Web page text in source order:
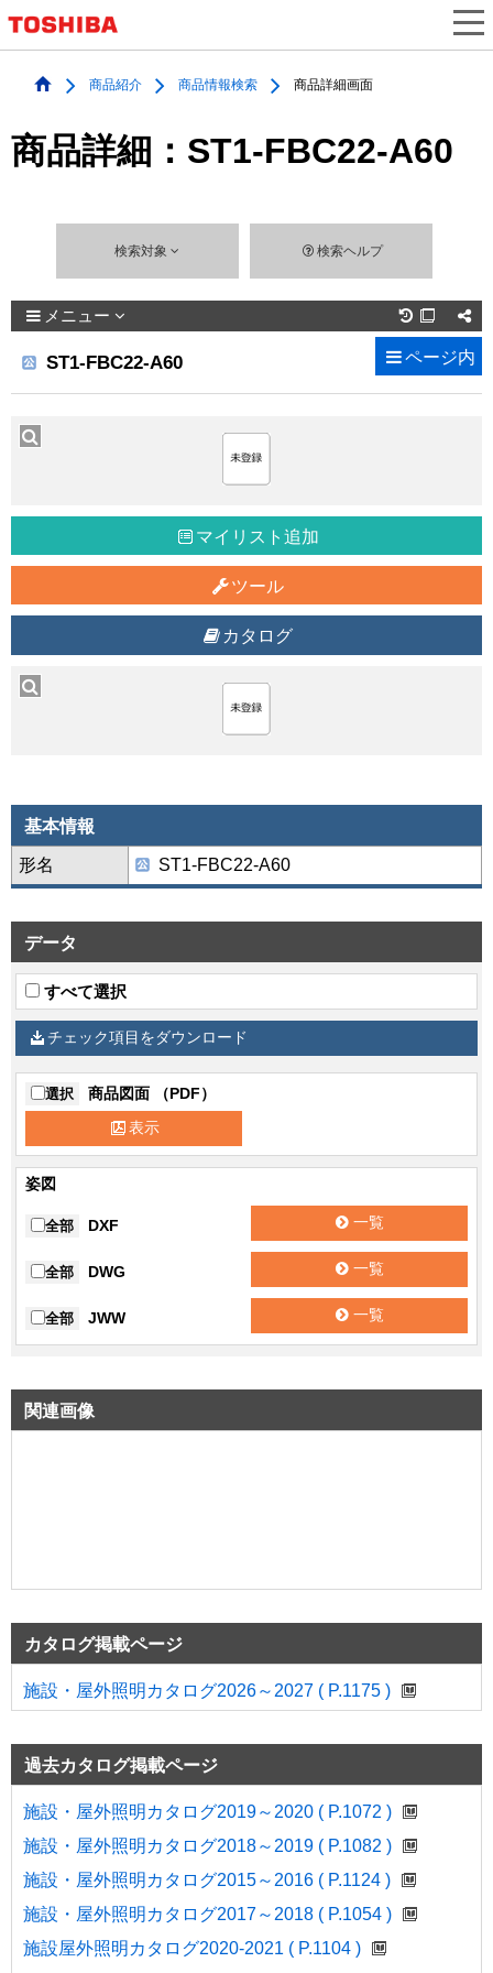
商品紹介 商品情報検索 商品詳細画面
商品詳細：ST1-FBC22-A60
検索対象 検索ヘルプ
メニュー 
ST1-FBC22-A60 ページ内
マイリスト追加
ツール
カタログ
基本情報
形名 ST1-FBC22-A60
データ
すべて選択
チェック項目をダウンロード
選択 商品図面 （PDF）
表示
姿図
全部 DXF 一覧
全部 DWG 一覧
全部 JWW 一覧
関連画像
カタログ掲載ページ
施設・屋外照明カタログ2026～2027 ( P.1175 )
過去カタログ掲載ページ
施設・屋外照明カタログ2019～2020 ( P.1072 )
施設・屋外照明カタログ2018～2019 ( P.1082 )
施設・屋外照明カタログ2015～2016 ( P.1124 )
施設・屋外照明カタログ2017～2018 ( P.1054 )
施設屋外照明カタログ2020-2021 ( P.1104 )